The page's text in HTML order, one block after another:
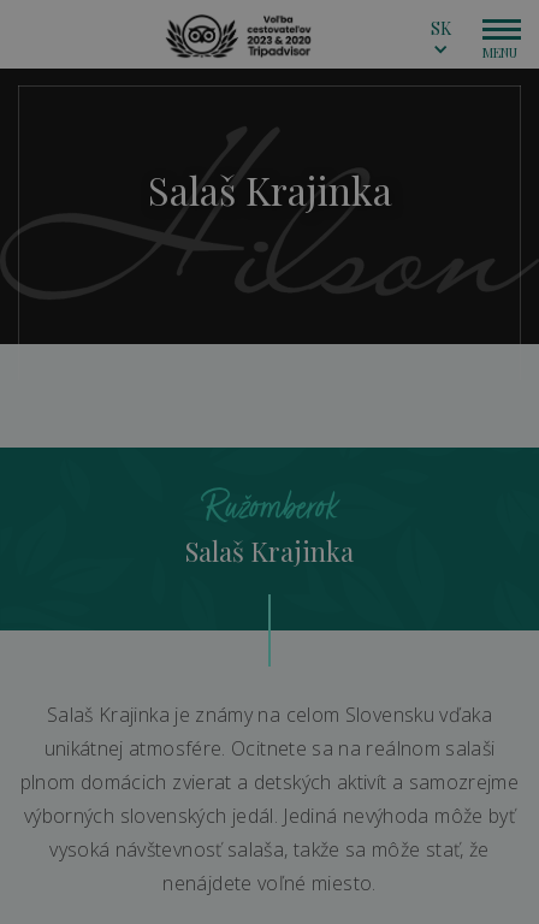
SK
Salaš Krajinka
Ružomberok
Salaš Krajinka
Salaš Krajinka je známy na celom Slovensku vďaka
unikátnej atmosfére. Ocitnete sa na reálnom salaši
plnom domácich zvierat a detských aktivít a samozrejme
výborných slovenských jedál. Jediná nevýhoda môže byť
vysoká návštevnosť salaša, takže sa môže stať, že
nenájdete voľné miesto.